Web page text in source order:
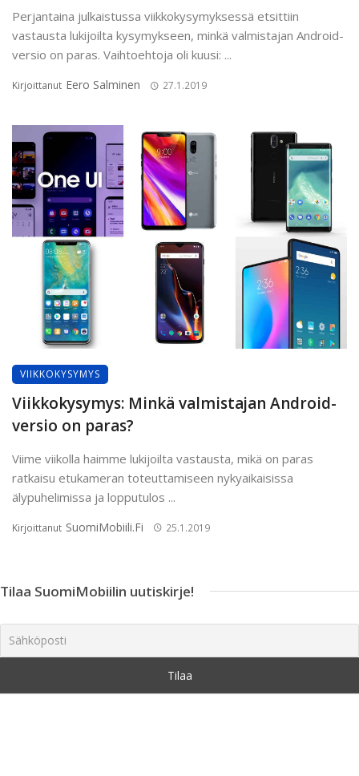
Perjantaina julkaistussa viikkokysymyksessä etsittiin
vastausta lukijoilta kysymykseen, minkä valmistajan Android-
versio on paras. Vaihtoehtoja oli kuusi: ...
Kirjoittanut Eero Salminen 27.1.2019
VIIKKOKYSYMYS
Viikkokysymys: Minkä valmistajan Android-
versio on paras?
Viime viikolla haimme lukijoilta vastausta, mikä on paras
ratkaisu etukameran toteuttamiseen nykyaikaisissa
älypuhelimissa ja lopputulos ...
Kirjoittanut SuomiMobiili.fi 25.1.2019
Tilaa SuomiMobiilin uutiskirje!